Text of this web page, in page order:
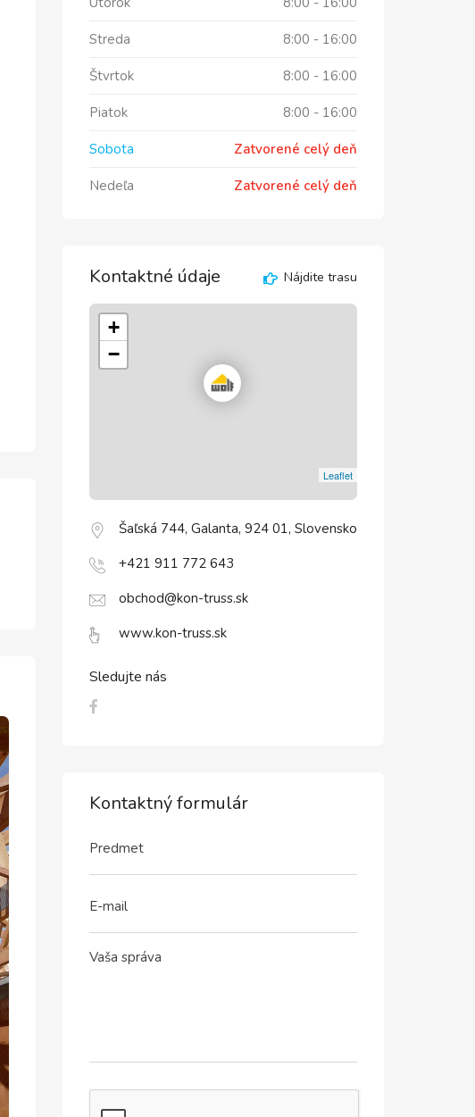
Streda 8:00 - 16:00
Štvrtok 8:00 - 16:00
Piatok 8:00 - 16:00
Sobota Zatvorené celý deň
Nedeľa Zatvorené celý deň
Kontaktné údaje Nájdite trasu
+
−
Leaflet
Šaľská 744, Galanta, 924 01, Slovensko
+421 911 772 643
obchod@kon-truss.sk
www.kon-truss.sk
Sledujte nás
Kontaktný formulár